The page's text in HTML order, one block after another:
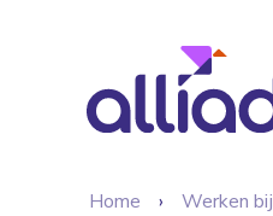
Home Werken bij